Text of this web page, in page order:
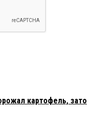
картофель, зато